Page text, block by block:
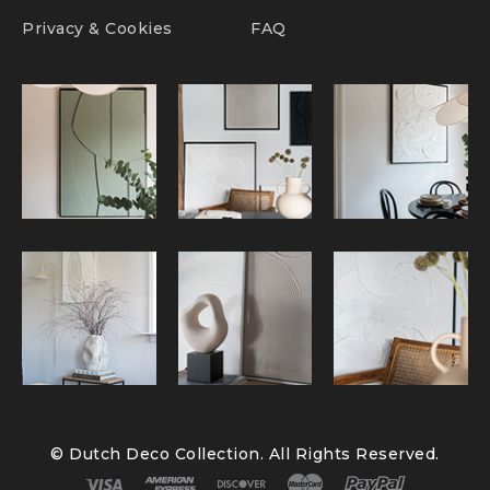
Privacy & Cookies FAQ
© Dutch Deco Collection. All Rights Reserved.